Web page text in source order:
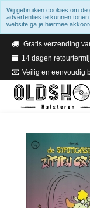
Verzending binnen 2
Gratis verzending
14 dagen
Veilig en eenvoudig
Wij gebruiken cookies om
advertenties te kunnen
website ga je hiermee